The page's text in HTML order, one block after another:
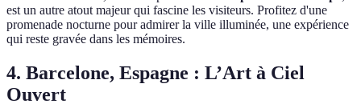
est un autre atout majeur qui fascine les visiteurs. Profitez d'une
promenade nocturne pour admirer la ville illuminée, une expérience
qui reste gravée dans les mémoires.
4. Barcelone, Espagne : L’Art à Ciel
Ouvert